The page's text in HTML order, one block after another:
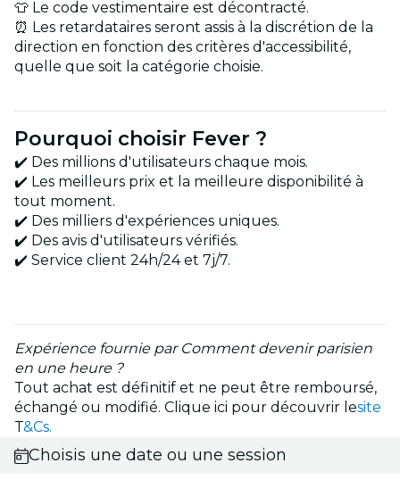
👕 Le code vestimentaire est décontracté.
⏰ Les retardataires seront assis à la discrétion de la
direction en fonction des critères d'accessibilité,
quelle que soit la catégorie choisie.
Pourquoi choisir Fever ?
✔️ Des millions d'utilisateurs chaque mois.
✔️ Les meilleurs prix et la meilleure disponibilité à
tout moment.
✔️ Des milliers d'expériences uniques.
✔️ Des avis d'utilisateurs vérifiés.
✔️ Service client 24h/24 et 7j/7.
Expérience fournie par Comment devenir parisien
en une heure ?
Tout achat est définitif et ne peut être remboursé,
échangé ou modifié. Clique ici pour découvrir lesite
T&Cs.
Choisis une date ou une session